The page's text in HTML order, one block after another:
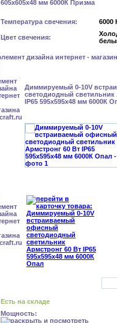
Температура свечения: 6000
Цвет свечения:
Диммируемый 0-10V
светодиодный светильник
IP65 595x595x48 мм 6000К
Есть на складе
Мощность: